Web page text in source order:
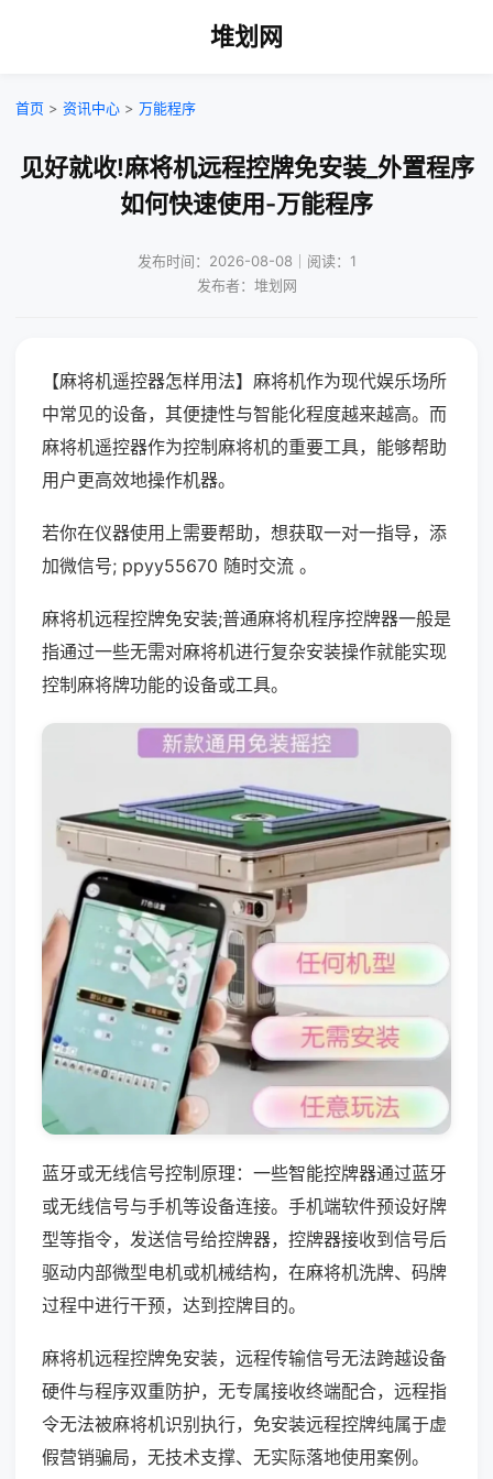
堆划网
首页 > 资讯中心 > 万能程序
见好就收!麻将机远程控牌免安装_外置程序
如何快速使用-万能程序
发布时间：2026-08-08｜阅读：1
发布者：堆划网
【麻将机遥控器怎样用法】麻将机作为现代娱乐场所
中常见的设备，其便捷性与智能化程度越来越高。而
麻将机遥控器作为控制麻将机的重要工具，能够帮助
用户更高效地操作机器。
若你在仪器使用上需要帮助，想获取一对一指导，添
加微信号; ppyy55670 随时交流 。
麻将机远程控牌免安装;普通麻将机程序控牌器一般是
指通过一些无需对麻将机进行复杂安装操作就能实现
控制麻将牌功能的设备或工具。
蓝牙或无线信号控制原理：一些智能控牌器通过蓝牙
或无线信号与手机等设备连接。手机端软件预设好牌
型等指令，发送信号给控牌器，控牌器接收到信号后
驱动内部微型电机或机械结构，在麻将机洗牌、码牌
过程中进行干预，达到控牌目的。
麻将机远程控牌免安装，远程传输信号无法跨越设备
硬件与程序双重防护，无专属接收终端配合，远程指
令无法被麻将机识别执行，免安装远程控牌纯属于虚
假营销骗局，无技术支撑、无实际落地使用案例。